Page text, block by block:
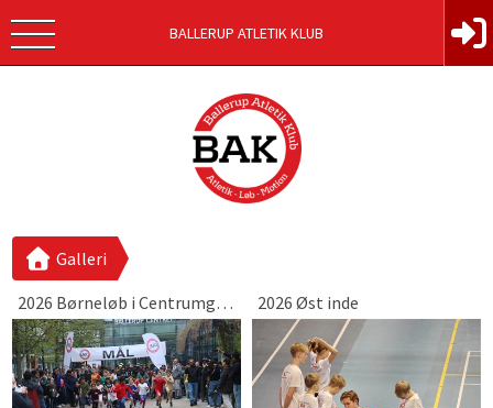
BALLERUP ATLETIK KLUB
Galleri
2026 Børneløb i Centrumgaden
2026 Øst inde